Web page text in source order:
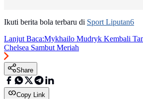
Ikuti berita bola terbaru di Sport Liputan6
Lanjut Baca:Mykhailo Mudryk Kembali
Chelsea Sambut Meriah
Share
Copy Link